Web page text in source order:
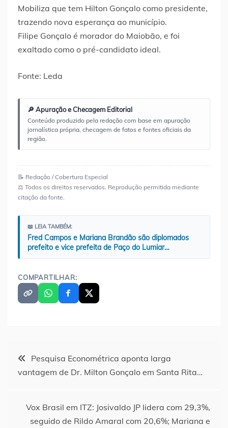
Mobiliza que tem Hilton Gonçalo como presidente,
trazendo nova esperança ao município.
Filipe Gonçalo é morador do Maiobão, e foi
exaltado como o pré-candidato ideal.
Fonte: Leda
🔎 Apuração e Checagem Editorial
Conteúdo produzido pela redação com base em apuração
jornalística própria, checagem de fatos e fontes oficiais da
região.
📝 Redação / Cobertura Especial
⚖️ Todos os direitos reservados. Reprodução permitida mediante
citação da fonte.
📖 LEIA TAMBÉM:
Fred Campos e Mariana Brandão são diplomados
prefeito e vice prefeita de Paço do Lumiar…
COMPARTILHAR:
Navegação
Post
Pesquisa Econométrica aponta larga
vantagem de Dr. Milton Gonçalo em Santa Rita…
Vox Brasil em ITZ: Josivaldo JP lidera com 29,3%,
seguido de Rildo Amaral com 20,6%; Mariana e